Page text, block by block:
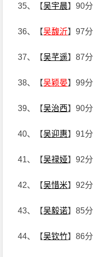
35、【吴宇晨】90分
36、【吴馥沂】97分
37、【吴芊遥】87分
38、【吴颖晏】99分
39、【吴治西】90分
40、【吴迎惠】91分
41、【吴禄娅】92分
42、【吴惜米】92分
43、【吴毅诺】85分
44、【吴钦竹】86分